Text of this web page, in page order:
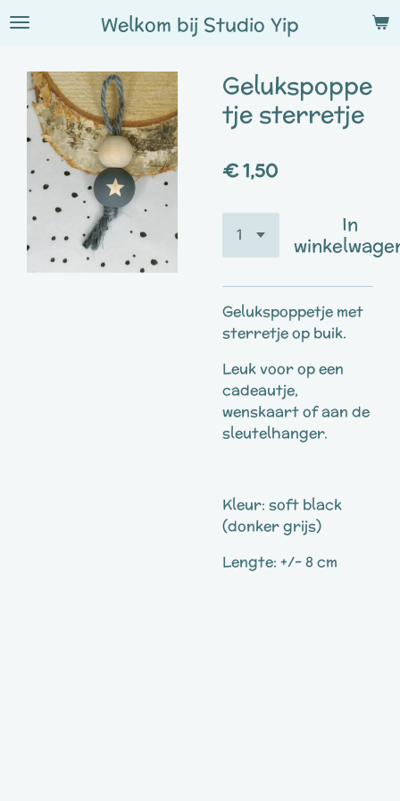
Ga
hoofdinhoud
Welkom bij Studio Yip
Gelukspoppe
tje sterretje
€ 1,50
In
Gelukspoppetje met
sterretje op buik.
Leuk voor op een
cadeautje,
wenskaart of aan de
sleutelhanger.
Kleur: soft black
(donker grijs)
Lengte: +/- 8 cm